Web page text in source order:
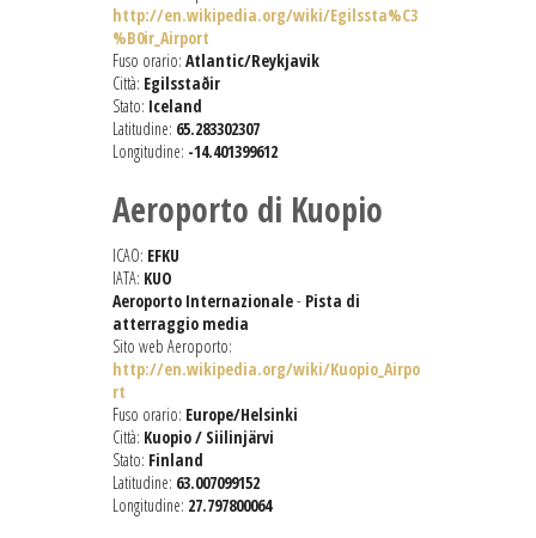
http://en.wikipedia.org/wiki/Egilssta%C3
%B0ir_Airport
Fuso orario: Atlantic/Reykjavik
Città: Egilsstaðir
Stato: Iceland
Latitudine: 65.283302307
Longitudine: -14.401399612
Aeroporto di Kuopio
ICAO: EFKU
IATA: KUO
Aeroporto Internazionale- Pista di
atterraggio media
Sito web Aeroporto:
http://en.wikipedia.org/wiki/Kuopio_Airpo
rt
Fuso orario: Europe/Helsinki
Città: Kuopio / Siilinjärvi
Stato: Finland
Latitudine: 63.007099152
Longitudine: 27.797800064